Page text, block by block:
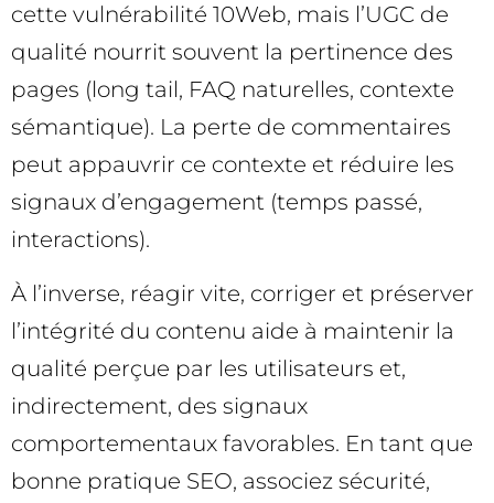
cette vulnérabilité 10Web, mais l’UGC de
qualité nourrit souvent la pertinence des
pages (long tail, FAQ naturelles, contexte
sémantique). La perte de commentaires
peut appauvrir ce contexte et réduire les
signaux d’engagement (temps passé,
interactions).
À l’inverse, réagir vite, corriger et préserver
l’intégrité du contenu aide à maintenir la
qualité perçue par les utilisateurs et,
indirectement, des signaux
comportementaux favorables. En tant que
bonne pratique SEO, associez sécurité,